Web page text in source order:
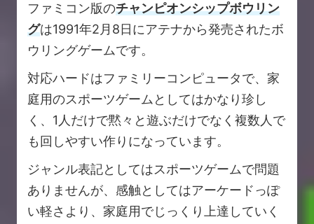
ファミコン版のチャンピオンシップボウリン
グは1991年2月8日にアテナから発売されたボ
ウリングゲームです。
対応ハードはファミリーコンピュータで、家
庭用のスポーツゲームとしてはかなり珍し
く、1人だけで黙々と遊ぶだけでなく複数人で
も回しやすい作りになっています。
ジャンル表記としてはスポーツゲームで問題
ありませんが、感触としてはアーケードっぽ
い軽さより、家庭用でじっくり上達していく